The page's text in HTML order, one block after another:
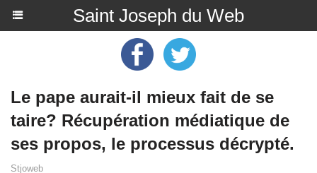
Saint Joseph du Web
Le pape aurait-il mieux fait de se
taire? Récupération médiatique de
ses propos, le processus décrypté.
Stjoweb